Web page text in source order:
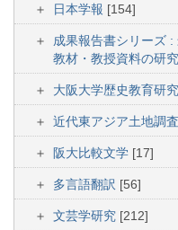
日本学報 [154]
成果報告書シリーズ
教材・教授資料の研
大阪大学歴史教育研
近代東アジア土地調
阪大比較文学 [17]
多言語翻訳 [56]
文芸学研究 [212]